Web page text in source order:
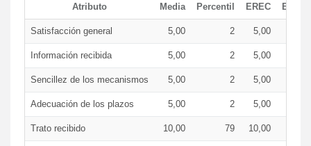
Atributo Media Percentil EREC
Satisfacción general 5,00 2 5,00
Información recibida 5,00 2 5,00
Sencillez de los mecanismos 5,00 2 5,00
Adecuación de los plazos 5,00 2 5,00
Trato recibido 10,00 79 10,00